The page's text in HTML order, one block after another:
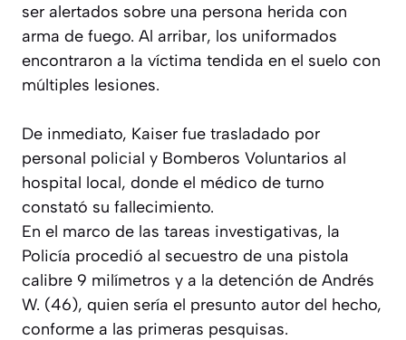
ser alertados sobre una persona herida con
arma de fuego. Al arribar, los uniformados
encontraron a la víctima tendida en el suelo con
múltiples lesiones.
De inmediato, Kaiser fue trasladado por
personal policial y Bomberos Voluntarios al
hospital local, donde el médico de turno
constató su fallecimiento.
En el marco de las tareas investigativas, la
Policía procedió al secuestro de una pistola
calibre 9 milímetros y a la detención de Andrés
W. (46), quien sería el presunto autor del hecho,
conforme a las primeras pesquisas.